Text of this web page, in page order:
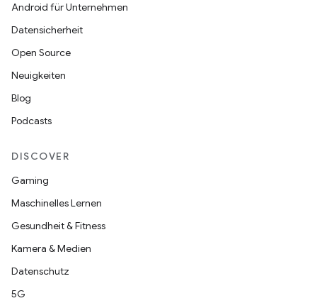
Android für Unternehmen
Datensicherheit
Open Source
Neuigkeiten
Blog
Podcasts
DISCOVER
Gaming
Maschinelles Lernen
Gesundheit & Fitness
Kamera & Medien
Datenschutz
5G